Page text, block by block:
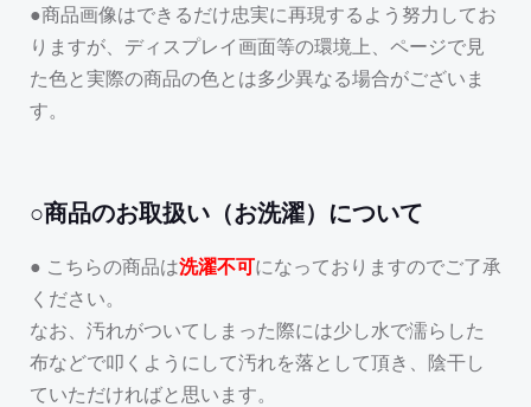
●商品画像はできるだけ忠実に再現するよう努力してお
りますが、ディスプレイ画面等の環境上、ページで見
た色と実際の商品の色とは多少異なる場合がございま
す。
○商品のお取扱い（お洗濯）について
● こちらの商品は洗濯不可になっておりますのでご了承
ください。
なお、汚れがついてしまった際には少し水で濡らした
布などで叩くようにして汚れを落として頂き、陰干し
ていただければと思います。